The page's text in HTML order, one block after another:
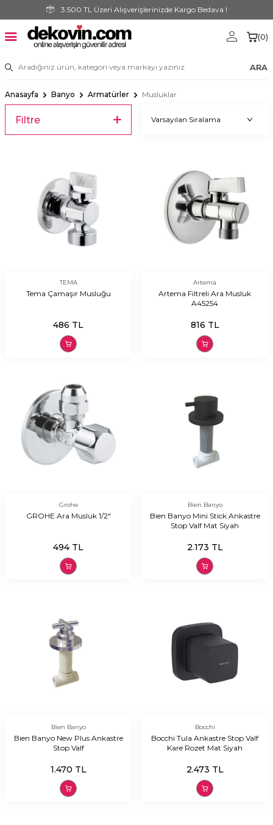
3.500 TL Üzeri Alışverişlerinizde Kargo Bedava !
ARA
(0)
Anasayfa Banyo Armatürler Musluklar
Filtre
TEMA
Tema Çamaşır Musluğu
486 TL
Artema
Artema Filtreli Ara Musluk
A45254
816 TL
Grohe
GROHE Ara Musluk 1/2"
494 TL
Bien Banyo
Bien Banyo Mini Stick Ankastre
Stop Valf Mat Siyah
2.173 TL
Bien Banyo
Bien Banyo New Plus Ankastre
Stop Valf
1.470 TL
Bocchi
Bocchi Tula Ankastre Stop Valf
Kare Rozet Mat Siyah
2.473 TL